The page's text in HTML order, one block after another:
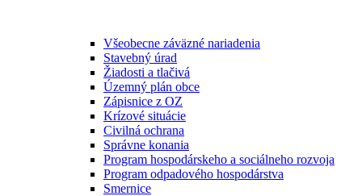
Všeobecne záväzné nariadenia
Stavebný úrad
Žiadosti a tlačivá
Územný plán obce
Zápisnice z OZ
Krízové situácie
Civilná ochrana
Správne konania
Program hospodárskeho a sociálneho rozvoja
Program odpadového hospodárstva
Smernice